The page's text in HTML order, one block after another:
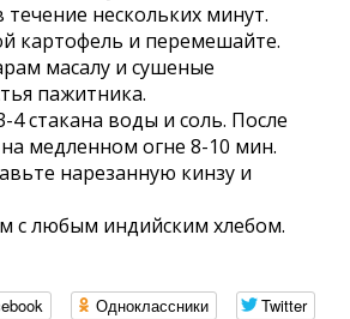
нескольких минут.
картофель и перемешайте.
масалу и сушеные
пажитника.
4 стакана воды и соль. После
медленном огне 8-10 мин.
нарезанную кинзу и
с любым индийским хлебом.
Одноклассники
Twitter